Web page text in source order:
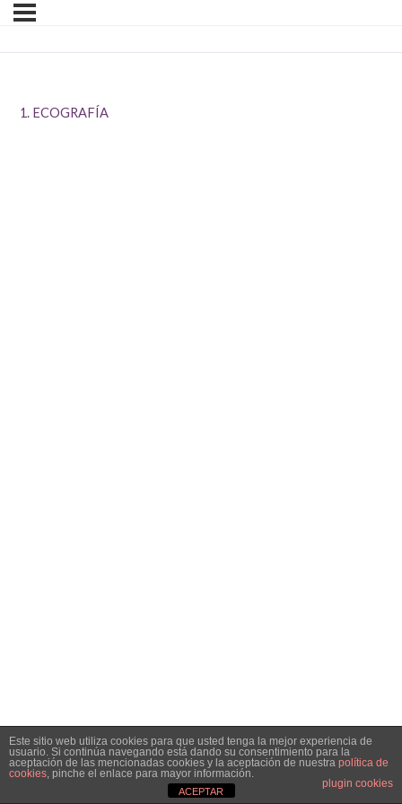
1. ECOGRAFÍA
Este sitio web utiliza cookies para que usted tenga la mejor experiencia de
usuario. Si continúa navegando está dando su consentimiento para la
aceptación de las mencionadas cookies y la aceptación de nuestra política de
cookies, pinche el enlace para mayor información.
plugin cookies
ACEPTAR